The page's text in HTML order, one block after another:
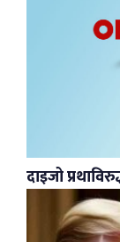
दाइजो